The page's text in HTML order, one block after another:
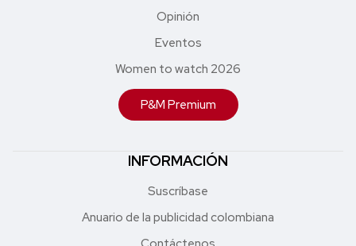
Opinión
Eventos
Women to watch 2026
P&M Premium
INFORMACIÓN
Suscríbase
Anuario de la publicidad colombiana